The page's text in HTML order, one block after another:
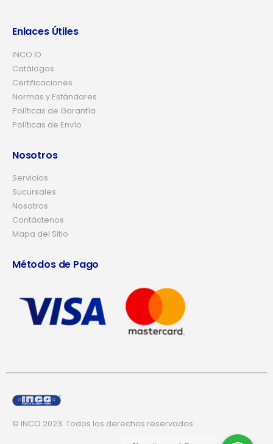
Enlaces Útiles
INCO ID
Catálogos
Certificaciones
Normas y Estándares
Políticas de Garantía
Políticas de Envío
Nosotros
Servicios
Sucursales
Nosotros
Contáctenos
Mapa del Sitio
Métodos de Pago
© INCO 2023. Todos los derechos reservados